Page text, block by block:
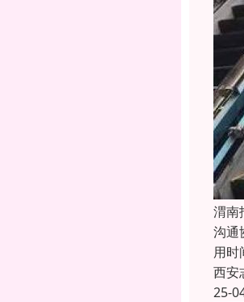
渭南
沟通
用时
西安
25-